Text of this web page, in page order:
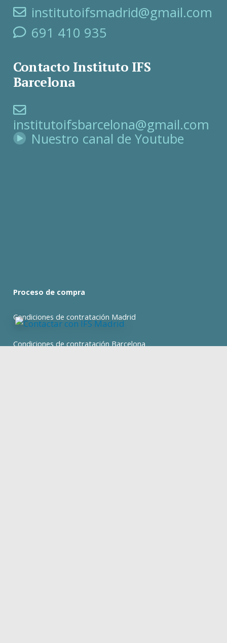
institutoifsmadrid@gmail.com
691 410 935
Contacto Instituto IFS
Barcelona
institutoifsbarcelona@gmail.com
Nuestro canal de Youtube
Proceso de compra
Condiciones de contratación Madrid
Condiciones de contratación Barcelona